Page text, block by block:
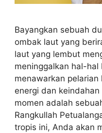
Bayangkan sebuah
ombak laut yang
laut yang lembut
meninggalkan hal-
menawarkan
energi dan
momen adalah
Rangkullah
tropis ini, Anda akan